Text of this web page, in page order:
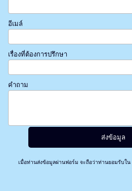
อีเมล์
เรื่องที่ต้องการปรึกษา
คำถาม
เมื่อท่านส่งข้อมูลผ่านฟอร์ม จะถือว่าท่านยอมรับใน